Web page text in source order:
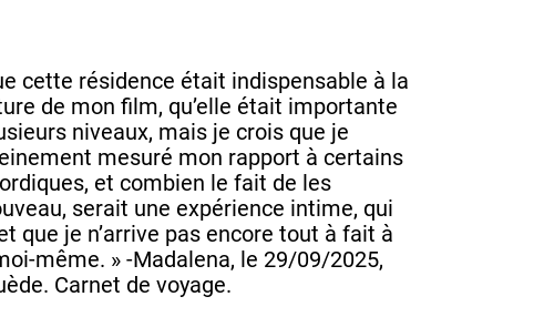
cette résidence était indispensable à la
de mon film, qu’elle était importante
niveaux, mais je crois que je
mesuré mon rapport à certains
et combien le fait de les
serait une expérience intime, qui
que je n’arrive pas encore tout à fait à
même. » -Madalena, le 29/09/2025,
Carnet de voyage.